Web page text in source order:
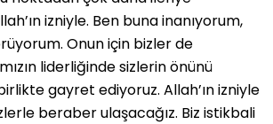
izniyle. Ben buna inanıyorum,
Onun için bizler de
liderliğinde sizlerin önünü
gayret ediyoruz. Allah’ın izniyle
beraber ulaşacağız. Biz istikbali